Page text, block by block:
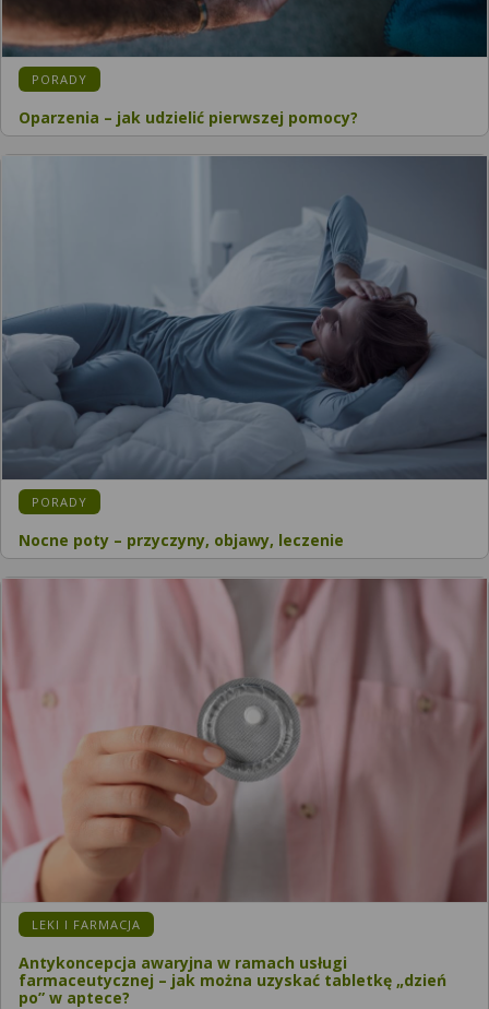
PORADY
Oparzenia – jak udzielić pierwszej pomocy?
PORADY
Nocne poty – przyczyny, objawy, leczenie
LEKI I FARMACJA
Antykoncepcja awaryjna w ramach usługi
farmaceutycznej – jak można uzyskać tabletkę „dzień
po” w aptece?